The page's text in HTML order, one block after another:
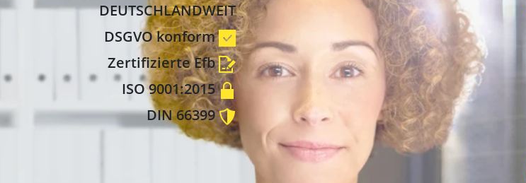
DEUTSCHLANDWEIT
DSGVO konform
Zertifizierte Efb
ISO 9001:2015
DIN 66399